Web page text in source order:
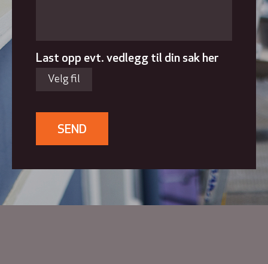
Last opp evt. vedlegg til din sak her
Velg fil
SEND